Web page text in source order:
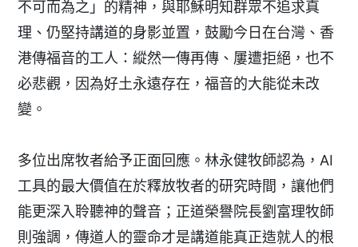
不可而為之」的精神，與耶穌明知群眾不追求真
理、仍堅持講道的身影並置，鼓勵今日在台灣、香
港傳福音的工人：縱然一傳再傳、屢遭拒絕，也不
必悲觀，因為好土永遠存在，福音的大能從未改
變。
多位出席牧者給予正面回應。林永健牧師認為，AI
工具的最大價值在於釋放牧者的研究時間，讓他們
能更深入聆聽神的聲音；正道榮譽院長劉富理牧師
則強調，傳道人的靈命才是講道能真正造就人的根